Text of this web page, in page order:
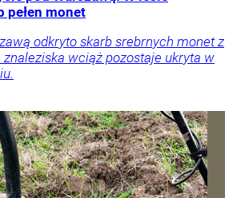
pełen monet
odkryto skarb srebrnych monet z
znaleziska wciąż pozostaje ukryta w